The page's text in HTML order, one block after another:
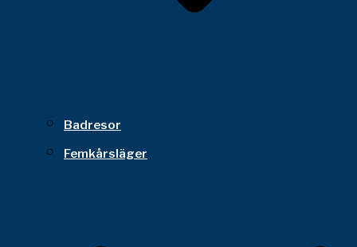
Badresor
Femkårsläger